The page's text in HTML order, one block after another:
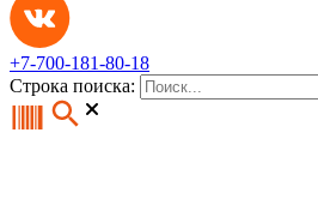
+7-700-181-80-18
Строка поиска: